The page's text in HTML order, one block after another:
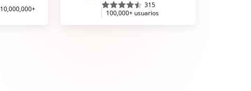
10,000,000+
315
100,000+ usuarios